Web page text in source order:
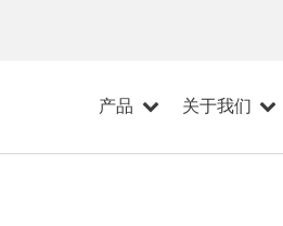
产品 关于我们